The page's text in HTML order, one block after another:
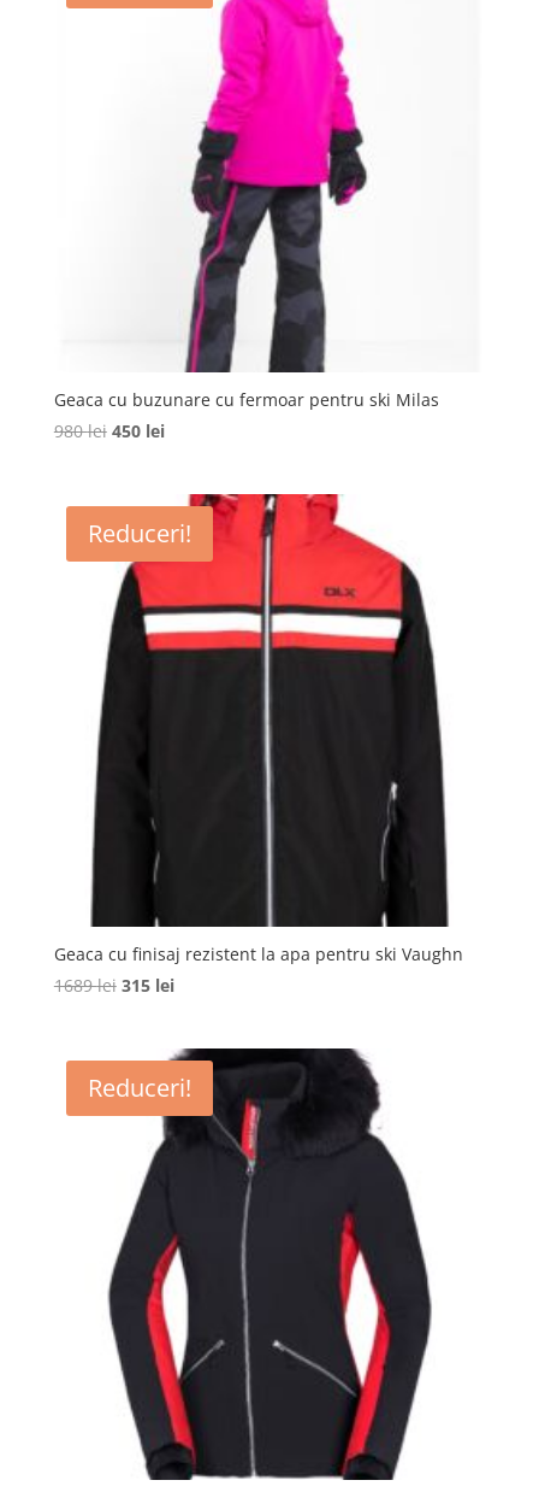
Geaca cu buzunare cu fermoar pentru ski Milas
980lei Prețul
fost:
980 lei.
450 leiPrețul
450 lei.
Reduceri!
Geaca cu finisaj rezistent la apa pentru ski Vaughn
1689lei Prețul
fost:
1689 lei.
315 leiPrețul
315 lei.
Reduceri!